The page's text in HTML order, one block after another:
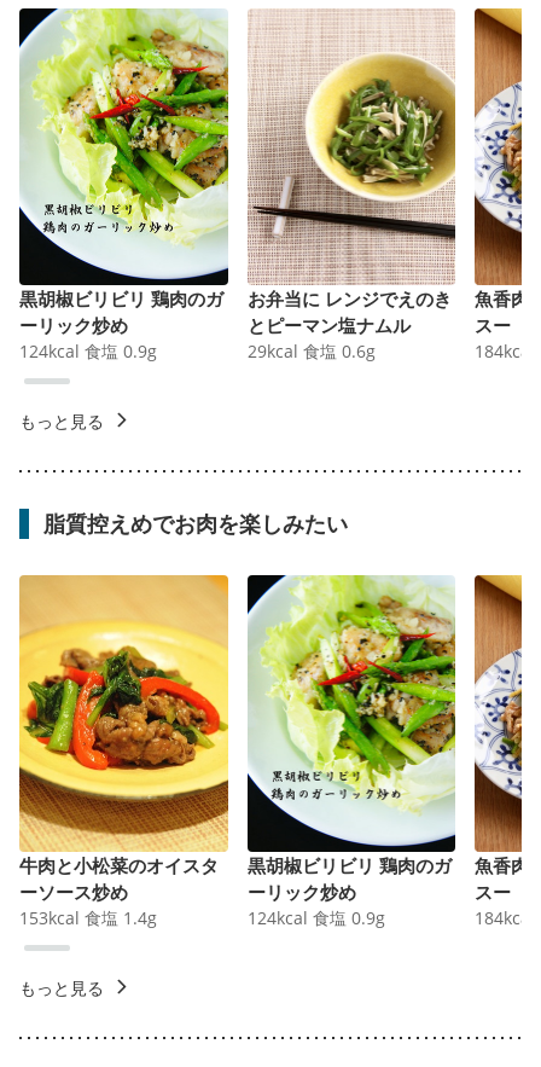
黒胡椒ビリビリ 鶏肉のガ
ーリック炒め
124kcal 食塩 0.9g
お弁当に レンジでえのき
とピーマン塩ナムル
29kcal 食塩 0.6g
魚香肉
スー
184kcal
もっと見る
脂質控えめでお肉を楽しみたい
牛肉と小松菜のオイスタ
ーソース炒め
153kcal 食塩 1.4g
黒胡椒ビリビリ 鶏肉のガ
ーリック炒め
124kcal 食塩 0.9g
魚香肉
スー
184kcal
もっと見る